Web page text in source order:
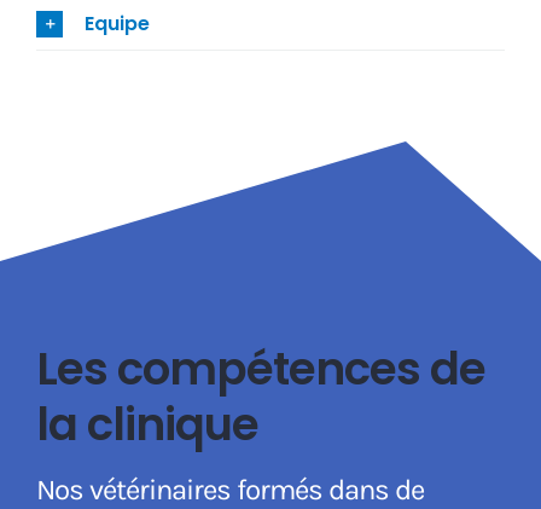
Equipe
Les compétences de
la clinique
Nos vétérinaires formés dans de